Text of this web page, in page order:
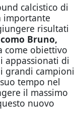
calcistico di
importante
risultati
Bruno,
come obiettivo
appassionati di
grandi campioni
tempo nel
il massimo
nuovo